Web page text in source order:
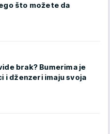
što možete da
brak? Bumerima je
i dženzeri imaju svoja